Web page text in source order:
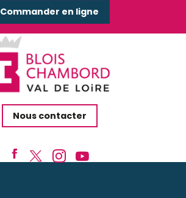
Commander en ligne
Nous contacter